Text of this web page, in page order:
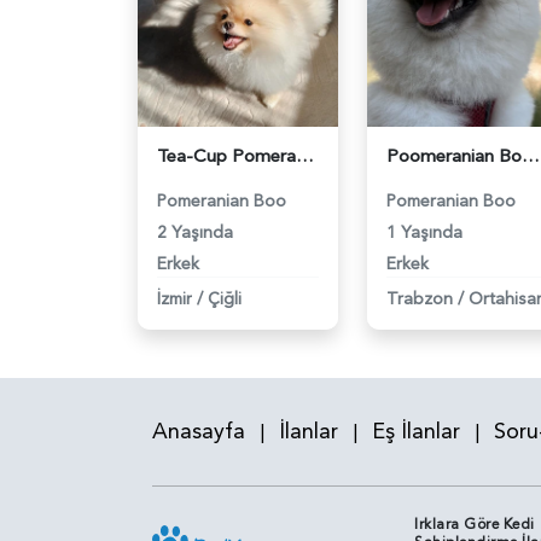
Tea-Cup Pomeranian (Boo) Erkek Köpeğim İçin Uygun Dişi Eş Aranıyor! - 118984139
Pomeranian Boo
2 Yaşında
Erkek
İzmir / Çiğli
Poomeranian Boo 1 Yaşında Erkek Köpeğim Eş Arıyor - 118984099
Pomeranian Boo
1 Yaşında
Erkek
Trabzon / Ortahisar
Anasayfa | İlanlar | Eş İlanlar |
Irklara Göre Kedi